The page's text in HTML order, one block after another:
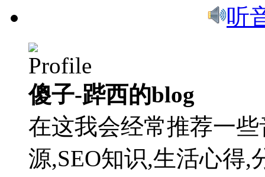
听
傻子-跸西的blog
在这我会经常推荐一
源,SEO知识,生活心得,